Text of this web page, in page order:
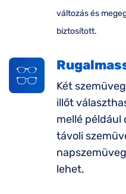
változás és
biztosított.
Két
illőt
mellé például
távoli
lehet.